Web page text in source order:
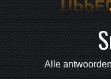
Alle